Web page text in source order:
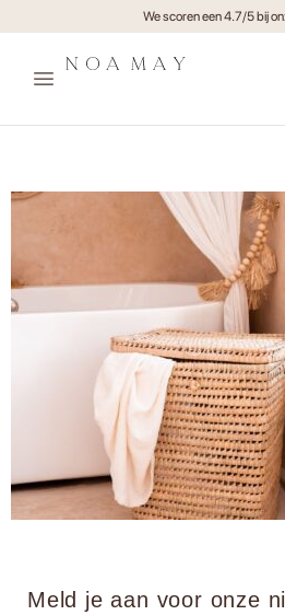
We scoren een 4.7/5 bij
Meld je aan voor onze